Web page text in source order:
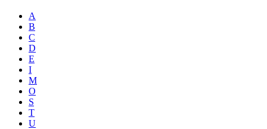
A
B
C
D
E
I
M
O
S
T
U